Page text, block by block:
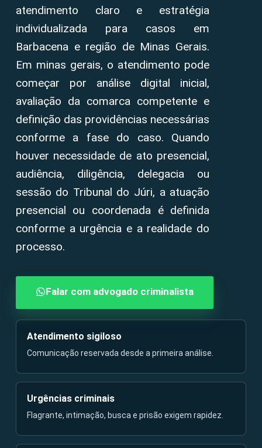
atendimento claro e estratégia
individualizada para casos em
Barbacena e região de Minas Gerais.
Em minas gerais, o atendimento pode
começar por análise digital inicial,
avaliação da comarca competente e
definição das providências necessárias
conforme a fase do caso. Quando
houver necessidade de ato presencial,
audiência, diligência, delegacia ou
sessão do Tribunal do Júri, a atuação
presencial ou coordenada é definida
conforme a urgência e a realidade do
processo.
Falar com advogado criminalista
Atendimento sigiloso
Comunicação reservada desde a primeira análise.
Urgências criminais
Flagrante, intimação, busca e prisão exigem rapidez.